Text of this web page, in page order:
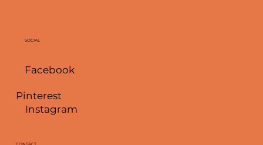
SOCIAL
Facebook
Instagram
Pinterest
CONTACT